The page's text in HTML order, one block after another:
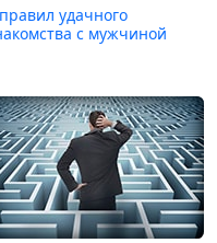
удачного
с мужчиной